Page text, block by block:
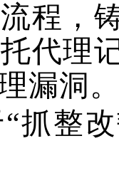
程，
代理
漏洞
“抓整